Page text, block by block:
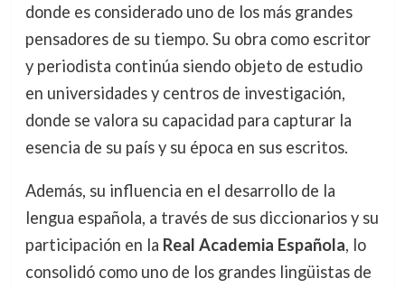
donde es considerado uno de los más grandes
pensadores de su tiempo. Su obra como escritor
y periodista continúa siendo objeto de estudio
en universidades y centros de investigación,
donde se valora su capacidad para capturar la
esencia de su país y su época en sus escritos.
Además, su influencia en el desarrollo de la
lengua española, a través de sus diccionarios y su
participación en la Real Academia Española, lo
consolidó como uno de los grandes lingüistas de